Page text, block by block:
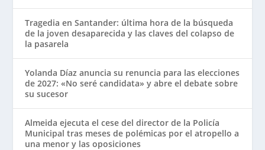
Tragedia en Santander: última hora de la búsqueda
de la joven desaparecida y las claves del colapso de
la pasarela
Yolanda Díaz anuncia su renuncia para las elecciones
de 2027: «No seré candidata» y abre el debate sobre
su sucesor
Almeida ejecuta el cese del director de la Policía
Municipal tras meses de polémicas por el atropello a
una menor y las oposiciones